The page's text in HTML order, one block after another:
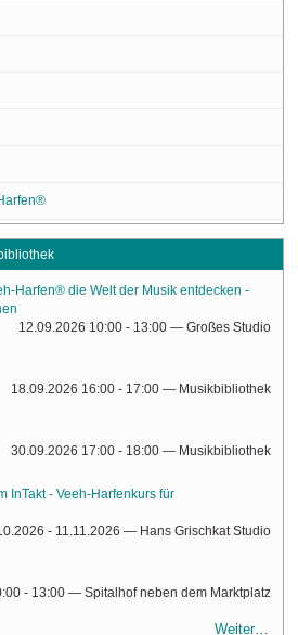
Harfen® die Welt der Musik entdecken -
12.09.2026 10:00 - 13:00 — Großes Studio
18.09.2026 16:00 - 17:00 — Musikbibliothek
30.09.2026 17:00 - 18:00 — Musikbibliothek
InTakt - Veeh-Harfenkurs für
- 11.11.2026 — Hans Grischkat Studio
- 13:00 — Spitalhof neben dem Marktplatz
Weiter…